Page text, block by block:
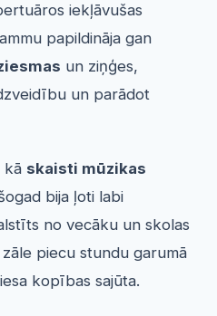
iekļāvušas
papildināja gan
un ziņģes,
un parādot
kā skaisti mūzikas
bija ļoti labi
no vecāku un skolas
piecu stundu garumā
kopības sajūta.